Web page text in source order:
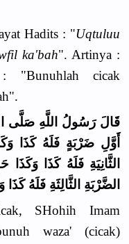
Hadits : "Uqtuluu
ka'bah". Artinya :
: "Bunuhlah cicak
قَالَ رَسُولُ اللَّهِ صَلَّى
أَوَّلِ ضَرْبَةٍ فَلَهُ كَذَا
الثَّانِيَةِ فَلَهُ كَذَا
الضَّرْبَةِ الثَّالِثَةِ فَلَهُ
SHohih Imam
waza' (cicak)